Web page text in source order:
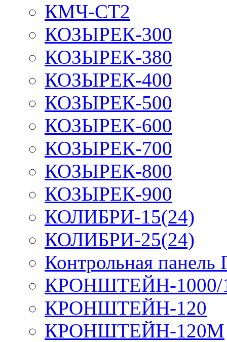
КМЧ-СТ2
КОЗЫРЕК-300
КОЗЫРЕК-380
КОЗЫРЕК-400
КОЗЫРЕК-500
КОЗЫРЕК-600
КОЗЫРЕК-700
КОЗЫРЕК-800
КОЗЫРЕК-900
КОЛИБРИ-15(24)
КОЛИБРИ-25(24)
Контрольная
КРОНШТЕЙН-1000/
КРОНШТЕЙН-120
КРОНШТЕЙН-120М